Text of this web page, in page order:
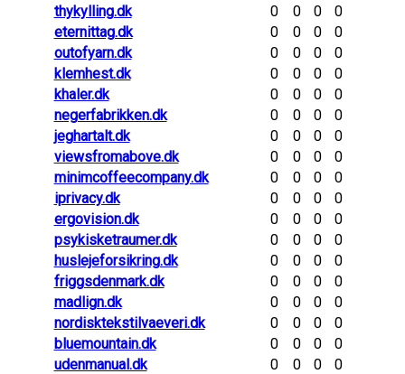
thykylling.dk
0 0 0
0
eternittag.dk
0 0 0
0
outofyarn.dk
0 0 0
0
klemhest.dk
0 0 0
0
khaler.dk
0 0 0
0
negerfabrikken.dk
0 0 0
0
jeghartalt.dk
0 0 0
0
viewsfromabove.dk
0 0 0
0
minimcoffeecompany.dk
0 0 0
0
iprivacy.dk
0 0 0
0
ergovision.dk
0 0 0
0
psykisketraumer.dk
0 0 0
0
huslejeforsikring.dk
0 0 0
0
friggsdenmark.dk
0 0 0
0
madlign.dk
0 0 0
0
nordisktekstilvaeveri.dk
0 0 0
0
bluemountain.dk
0 0 0
0
udenmanual.dk
0 0 0
0